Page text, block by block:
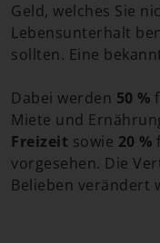
Geld, welches Sie
Lebensunterhalt
sollten. Eine
Dabei werden 50 %
Miete und
Freizeit sowie 20 %
vorgesehen. Die
Belieben verändert